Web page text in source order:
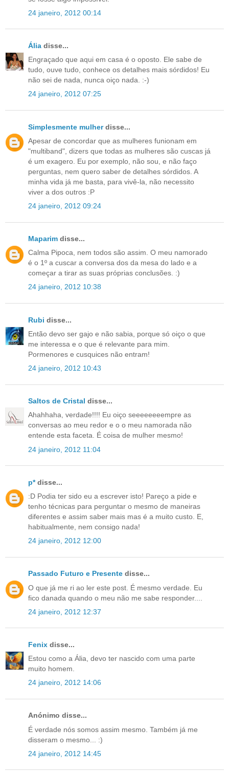
24 janeiro, 2012 00:14
Ália disse...
Engraçado que aqui em casa é o oposto. Ele sabe de
tudo, ouve tudo, conhece os detalhes mais sórdidos! Eu
não sei de nada, nunca oiço nada. :-)
24 janeiro, 2012 07:25
Simplesmente mulherdisse...
Apesar de concordar que as mulheres funionam em
"multiband", dizers que todas as mulheres são cuscas já
é um exagero. Eu por exemplo, não sou, e não faço
perguntas, nem quero saber de detalhes sórdidos. A
minha vida já me basta, para vivê-la, não necessito
viver a dos outros :P
24 janeiro, 2012 09:24
Maparim disse...
Calma Pipoca, nem todos são assim. O meu namorado
é o 1º a cuscar a conversa dos da mesa do lado e a
começar a tirar as suas próprias conclusões. :)
24 janeiro, 2012 10:38
Rubi disse...
Então devo ser gajo e não sabia, porque só oiço o que
me interessa e o que é relevante para mim.
Pormenores e cusquices não entram!
24 janeiro, 2012 10:43
Saltos de Cristal disse...
Ahahhaha, verdade!!!! Eu oiço seeeeeeeempre as
conversas ao meu redor e o o meu namorada não
entende esta faceta. É coisa de mulher mesmo!
24 janeiro, 2012 11:04
p*disse...
:D Podia ter sido eu a escrever isto! Pareço a pide e
tenho técnicas para perguntar o mesmo de maneiras
diferentes e assim saber mais mas é a muito custo. E,
habitualmente, nem consigo nada!
24 janeiro, 2012 12:00
Passado Futuro e Presente disse...
O que já me ri ao ler este post. É mesmo verdade. Eu
fico danada quando o meu não me sabe responder....
24 janeiro, 2012 12:37
Fenix disse...
Estou como a Ália, devo ter nascido com uma parte
muito homem.
24 janeiro, 2012 14:06
Anónimo disse...
É verdade nós somos assim mesmo. Também já me
disseram o mesmo... :)
24 janeiro, 2012 14:45